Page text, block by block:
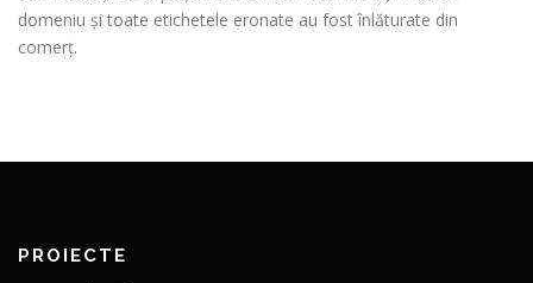
domeniu și toate etichetele eronate au fost înlăturate din
comerț.
PROIECTE